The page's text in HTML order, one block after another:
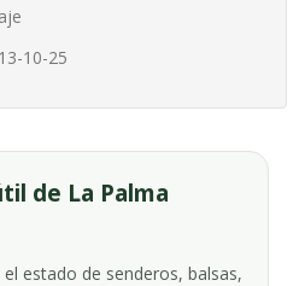
13-10-25
de La Palma
estado de senderos, balsas,